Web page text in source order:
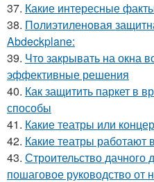
37. Какие интересные
38. Полиэтиленовая
Abdeckplane:
39. Что закрывать на окна
эффективные решения
40. Как защитить паркет в
способы
41. Какие театры или
42. Какие театры работают
43. Строительство дачного
пошаговое руководство от